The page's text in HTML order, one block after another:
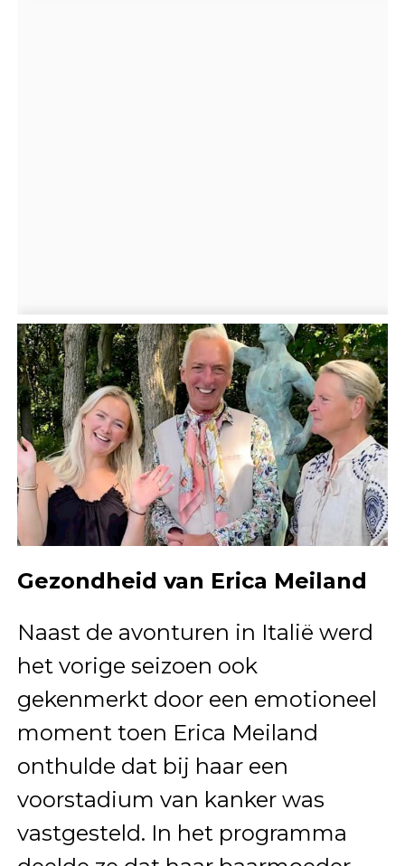
Gezondheid van Erica Meiland
Naast de avonturen in Italië werd
het vorige seizoen ook
gekenmerkt door een emotioneel
moment toen Erica Meiland
onthulde dat bij haar een
voorstadium van kanker was
vastgesteld. In het programma